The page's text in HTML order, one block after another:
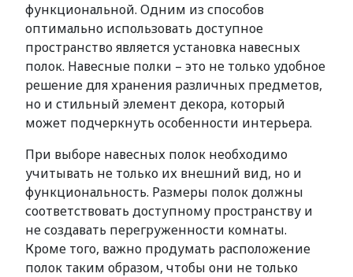
функциональной. Одним из способов
оптимально использовать доступное
пространство является установка навесных
полок. Навесные полки – это не только удобное
решение для хранения различных предметов,
но и стильный элемент декора, который
может подчеркнуть особенности интерьера.
При выборе навесных полок необходимо
учитывать не только их внешний вид, но и
функциональность. Размеры полок должны
соответствовать доступному пространству и
не создавать перегруженности комнаты.
Кроме того, важно продумать расположение
полок таким образом, чтобы они не только